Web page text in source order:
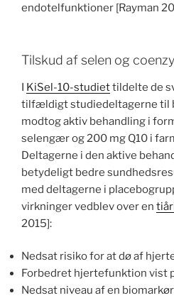
endotelfunktioner [Rayman
Tilskud af selen og
I KiSel-10-studiettildelte de
tilfældigt studiedeltagerne til
modtog aktiv behandling i
selengær og 200 mg Q10 i
Deltagerne i den aktive
betydeligt bedre
med deltagerne i
virkninger vedblev over en
2015]:
Nedsat risiko for at dø af
Forbedret hjertefunktion vist
Nedsat niveau af en